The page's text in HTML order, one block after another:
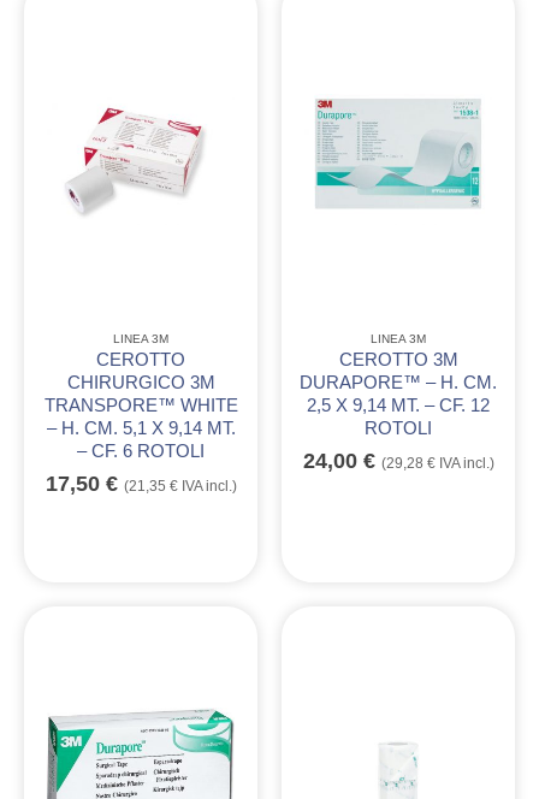
LINEA 3M
CEROTTO
CHIRURGICO 3M
TRANSPORE™ WHITE
– H. CM. 5,1 X 9,14 MT.
– CF. 6 ROTOLI
17,50 € (21,35 €IVA incl.)
LINEA 3M
CEROTTO 3M
DURAPORE™ – H. CM.
2,5 X 9,14 MT. – CF. 12
ROTOLI
24,00 € (29,28 €IVA incl.)